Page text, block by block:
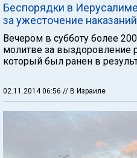
Беспорядки в
за ужесточение
Вечером в субботу более
молитве за выздоровление
который был ранен в
02.11.2014 06:56 // В Израиле